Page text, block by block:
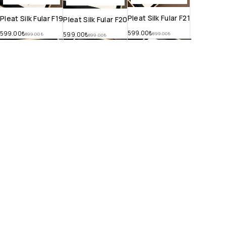
Pleat Silk Fular F19
899.00₺
599.00₺
Pleat Silk Fular F20
899.00₺
599.00₺
Pleat Silk Fular F21
899.00₺
599.00₺